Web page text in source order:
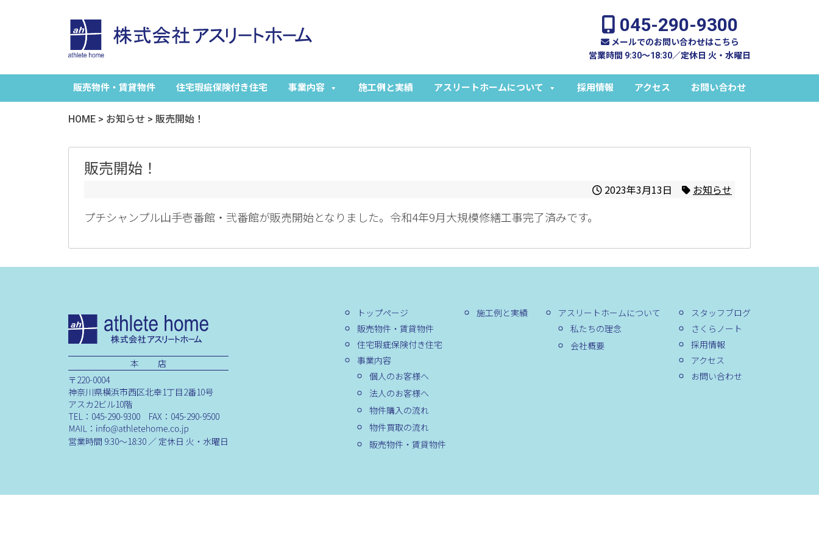
045-290-9300
メールでのお問い合わせはこちら
営業時間 9:30～18:30／定休日 火・水曜日
販売物件・賃貸物件 住宅瑕疵保険付き住宅 事業内容 施工例と実績 アスリートホームについて 採用情報 アクセス お問い合わせ
HOME > お知らせ > 販売開始！
販売開始！
2023年3月13日 お知らせ
プチシャンプル山手壱番館・弐番館が販売開始となりました。令和4年9月大規模修繕工事完了済みです。
本 店
〒220-0004
神奈川県横浜市西区北幸1丁目2番10号
アスカ2ビル10階
TEL：045-290-9300 FAX：045-290-9500
営業時間 9:30～18:30 ／ 定休日 火・水曜日
トップページ
販売物件・賃貸物件
住宅瑕疵保険付き住宅
事業内容
個人のお客様へ
法人のお客様へ
物件購入の流れ
物件買取の流れ
販売物件・賃貸物件
施工例と実績
アスリートホームについて
私たちの理念
会社概要
スタッフブログ
さくらノート
採用情報
アクセス
お問い合わせ